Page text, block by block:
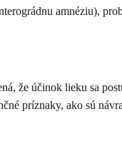
amnéziu),
že účinok lieku sa
príznaky, ako sú